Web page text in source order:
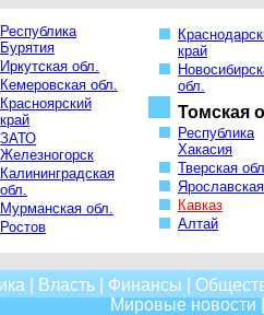
Республика
Бурятия
Иркутская обл.
Кемеровская обл.
Красноярский
край
ЗАТО
Железногорск
Калининградская
обл.
Мурманская обл.
Ростов
край
обл.
Томская
Республика
Хакасия
Тверская
Кавказ
Алтай
Власть| Финансы
Мировые новости